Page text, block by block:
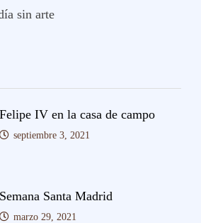
sin arte
Felipe IV en la casa de campo
septiembre 3, 2021
Semana Santa Madrid
marzo 29, 2021